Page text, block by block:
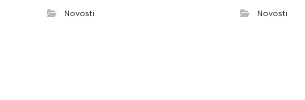
Novosti Novosti